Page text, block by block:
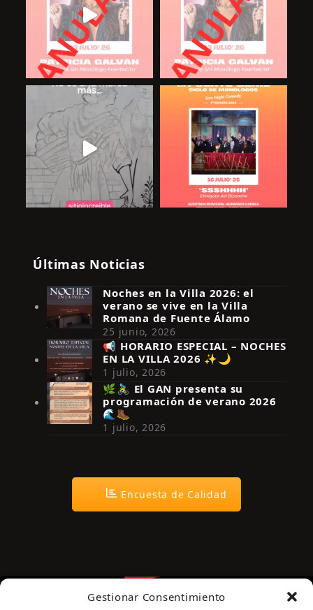
Gestionar Consentimiento
Síguenos en Instagram
Últimas Noticias
Noches en la Villa 2026: el
verano se vive en la Villa
Romana de Fuente Álamo
25 junio, 2026
📢 HORARIO ESPECIAL – NOCHES
EN LA VILLA 2026 ✨🌙
1 julio, 2026
🌿🚴‍♂️ El GAN presenta su
programación de verano 2026
🌊🥾
1 julio, 2026
Encuesta de Calidad